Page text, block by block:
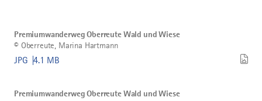
Premiumwanderweg Oberreute Wald und Wiese
©Oberreute, Marina Hartmann
JPG 4.1 MB
Oberreute
Wald
und
Wiese
Premiumwanderweg Oberreute Wald und Wiese
Oberreute